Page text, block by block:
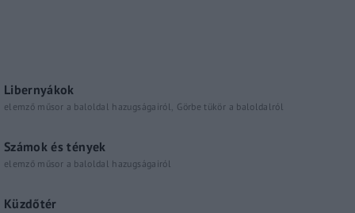
Libernyákok
elemző műsor a baloldal hazugságairól Görbe tükör a baloldalról
Számok és tények
elemző műsor a baloldal hazugságairól
Küzdőtér